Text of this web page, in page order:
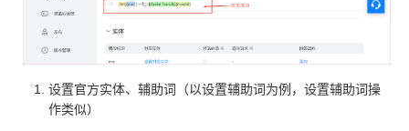
设置官⽅实体、辅助词（以设置辅助词为例，设置辅助词操
作类似）